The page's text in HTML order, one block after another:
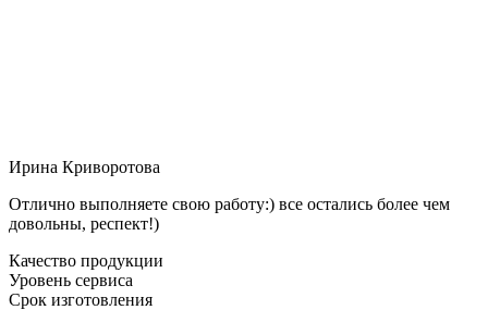
Ирина Криворотова
Отлично выполняете свою работу:) все остались более чем
довольны, респект!)
Качество продукции
Уровень сервиса
Срок изготовления